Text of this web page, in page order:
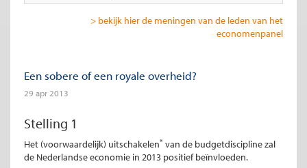
> bekijk hier de meningen van de leden van het
economenpanel
Een sobere of een royale overheid?
29 apr 2013
Stelling 1
Het (voorwaardelijk) uitschakelen* van de budgetdiscipline zal
de Nederlandse economie in 2013 positief beïnvloeden.